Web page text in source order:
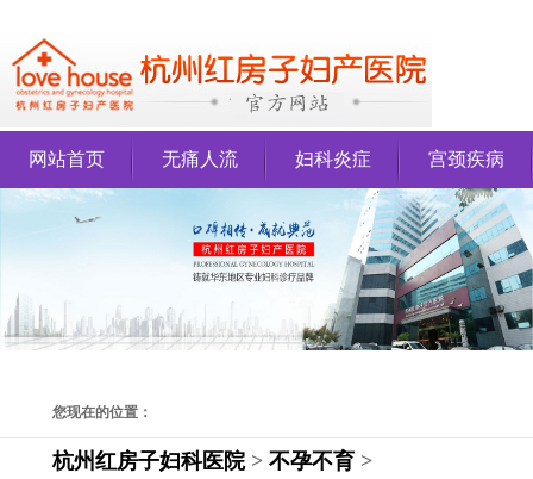
网站首页 无痛人流 妇科炎症 宫颈疾病
您现在的位置：
杭州红房子妇科医院> 不孕不育 >